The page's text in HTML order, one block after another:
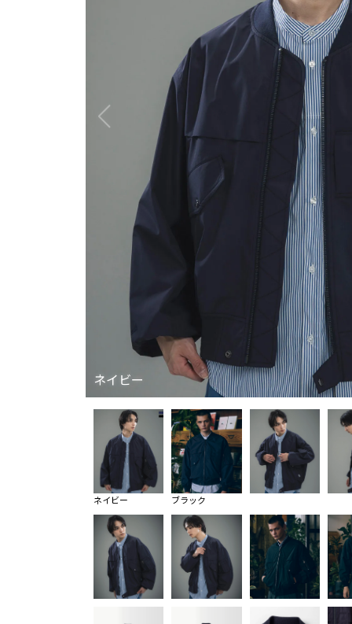
ネイビー
ネイビー ブラック